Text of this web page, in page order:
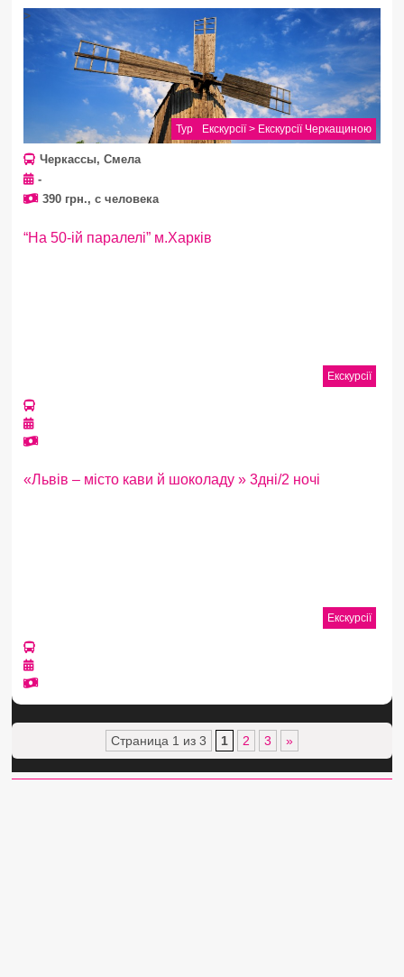
Екскурсії > Екскурсії Черкащиною
>
Тур
Черкассы, Смела
-
390 грн., с человека
“На 50-ій паралелі” м.Харків
Екскурсії
«Львів – місто кави й шоколаду » 3дні/2 ночі
Екскурсії
Страница 1 из 3 1 2 3 »